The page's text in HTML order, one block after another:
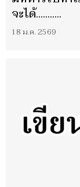
จะได้...........
18 ม.ค. 2569